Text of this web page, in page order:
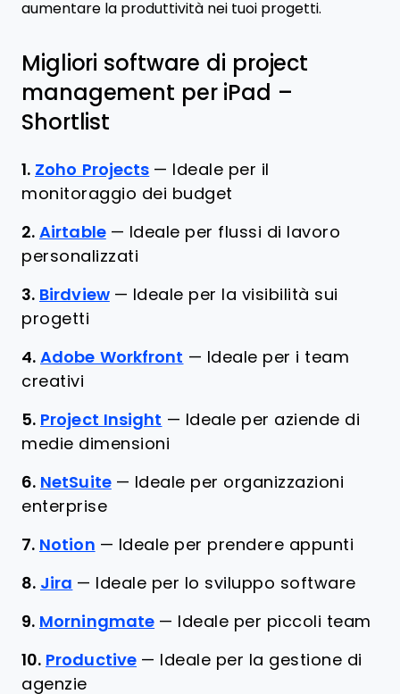
aumentare la produttività nei tuoi progetti.
Migliori software di project
management per iPad –
Shortlist
1. Zoho Projects —
Ideale per il
monitoraggio dei budget
2. Airtable — Ideale per flussi di lavoro
personalizzati
3. Birdview — Ideale per la visibilità sui
progetti
4. Adobe Workfront — Ideale per i team
creativi
5. Project Insight — Ideale per aziende di
medie dimensioni
6. NetSuite — Ideale per organizzazioni
enterprise
7. Notion — Ideale per prendere appunti
8. Jira — Ideale per lo sviluppo software
9. Morningmate — Ideale per piccoli team
10. Productive —
Ideale per la gestione di
agenzie